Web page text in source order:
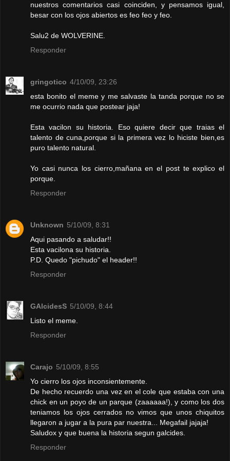
nuestros comentarios casi coinciden, y pensamos igual,
besar con los ojos abiertos es feo feo y feo.
Salu2 de WOLVERINE.
Responder
gringotico 4/10/09, 23:26
esta bonito el meme y me salvaste la tanda porque no se
me ocurrio nada que postear jaja!
Esta vacilon su historia. Eso quiere decir que traias el
talento de cuna,porque si la primera vez lo hiciste bien,es
puro talento natural.
Yo casi nunca los cierro,mañana en el post te explico el
porque.
Responder
Unknown 5/10/09, 8:31
Aqui pasando a saludar!!
Esta vacilona su historia.
P.D. Quedo "pichudo" el header!!
Responder
GAlcidesS 5/10/09, 8:44
Listo el meme.
Responder
Carajo 5/10/09, 8:55
Yo cierro los ojos inconsientemente.
De hecho recuerdo una vez en el cole que estaba con una
chick en un poyo de un parque (zaaaaaa!), y como los dos
teniamos los ojos cerrados no vimos que unos chiquitos
llegaron a jugar a la pura par nuestra... Megafail jajaja!
Saludox y que buena la historia segun galcides.
Responder